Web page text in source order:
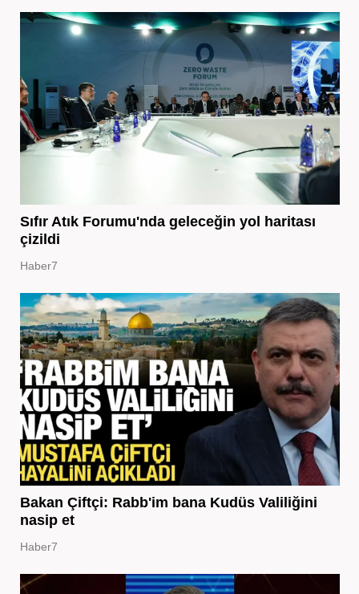
Sıfır Atık Forumu'nda geleceğin yol haritası
çizildi
Haber7
Bakan Çiftçi: Rabb'im bana Kudüs Valiliğini
nasip et
Haber7